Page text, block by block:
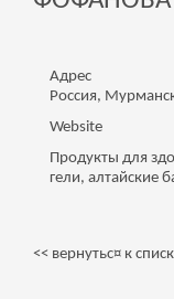
Адрес
Россия,
Website
Продукты для
гели, алтайские
<< вернутьс¤ к